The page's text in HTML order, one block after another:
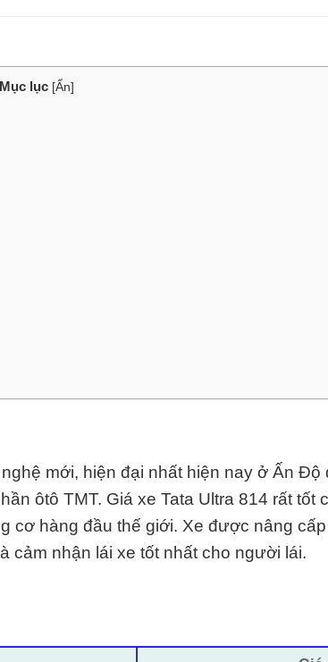
Mục lục [Ẩn]
mới, hiện đại nhất hiện nay ở Ấn
ôtô TMT. Giá xe Tata Ultra 814 rất tốt
cơ hàng đầu thế giới. Xe được nâng
cảm nhận lái xe tốt nhất cho người lái.